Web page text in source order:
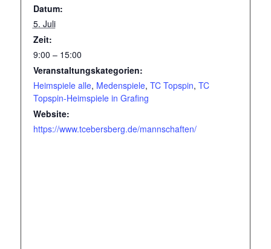
Datum:
5. Juli
Zeit:
9:00 – 15:00
Veranstaltungskategorien:
Heimspiele alle, Medenspiele, TC Topspin, TC
Topspin-Heimspiele in Grafing
Website:
https://www.tcebersberg.de/mannschaften/